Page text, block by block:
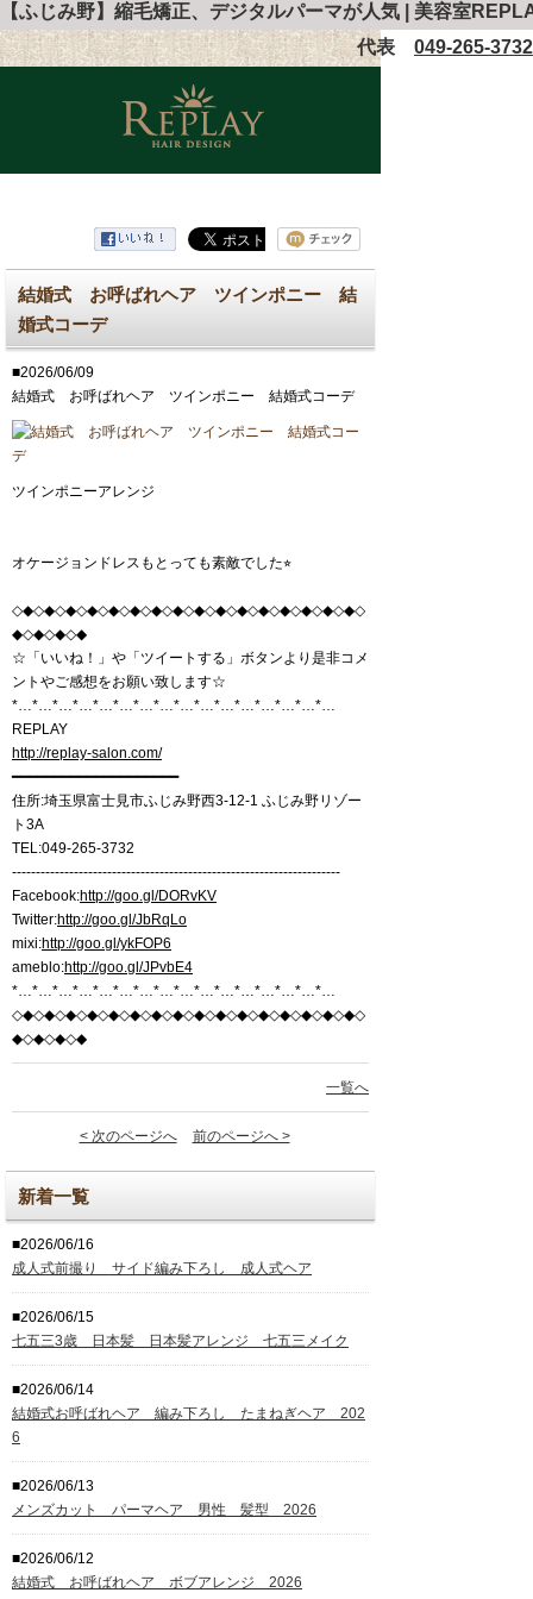
【ふじみ野】縮毛矯正、デジタルパーマが人気 | 美容室
代表 049-265-3732
結婚式 お呼ばれヘア ツインポニー 結
婚式コーデ
■2026/06/09
結婚式 お呼ばれヘア ツインポニー 結婚式コーデ
ツインポニーアレンジ
オケージョンドレスもとっても素敵でした⭐︎
◇◆◇◆◇◆◇◆◇◆◇◆◇◆◇◆◇◆◇◆◇◆◇◆◇◆◇◆◇◆◇◆◇
◆◇◆◇◆◇◆
☆「いいね！」や「ツイートする」ボタンより是非コメ
ントやご感想をお願い致します☆
*…*…*…*…*…*…*…*…*…*…*…*…*…*…*…*…
REPLAY
http://replay-salon.com/
━━━━━━━━━━━━━━━━━━━━
住所:埼玉県富士見市ふじみ野西3-12-1 ふじみ野リゾー
ト3A
TEL:049-265-3732
---------------------------------------------------------------------
Facebook:http://goo.gl/DORvKV
Twitter:http://goo.gl/JbRqLo
mixi:http://goo.gl/ykFOP6
ameblo:http://goo.gl/JPvbE4
*…*…*…*…*…*…*…*…*…*…*…*…*…*…*…*…
◇◆◇◆◇◆◇◆◇◆◇◆◇◆◇◆◇◆◇◆◇◆◇◆◇◆◇◆◇◆◇◆◇
◆◇◆◇◆◇◆
一覧へ
< 次のページへ 前のページへ >
新着一覧
■2026/06/16
成人式前撮り サイド編み下ろし 成人式ヘア
■2026/06/15
七五三3歳 日本髪 日本髪アレンジ 七五三メイク
■2026/06/14
結婚式お呼ばれヘア 編み下ろし たまねぎヘア 202
6
■2026/06/13
メンズカット パーマヘア 男性 髪型 2026
■2026/06/12
結婚式 お呼ばれヘア ボブアレンジ 2026